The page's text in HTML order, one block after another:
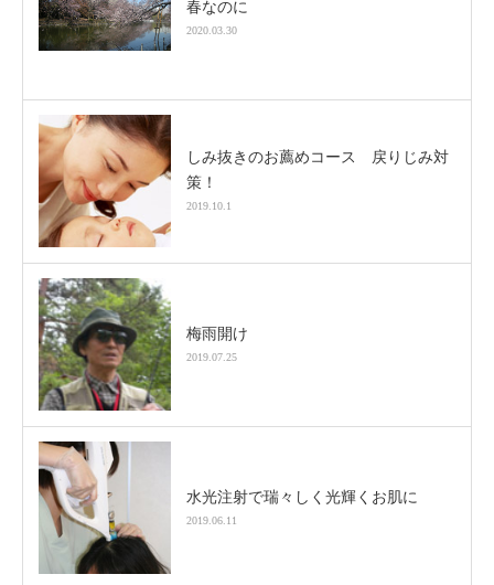
春なのに
2020.03.30
しみ抜きのお薦めコース 戻りじみ対
策！
2019.10.1
梅雨開け
2019.07.25
水光注射で瑞々しく光輝くお肌に
2019.06.11